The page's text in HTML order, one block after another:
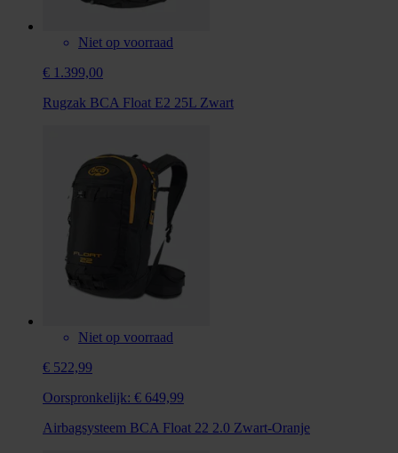
Niet op voorraad
€ 1.399,00
Rugzak BCA Float E2 25L Zwart
Niet op voorraad
€ 522,99
Oorspronkelijk: € 649,99
Airbagsysteem BCA Float 22 2.0 Zwart-Oranje